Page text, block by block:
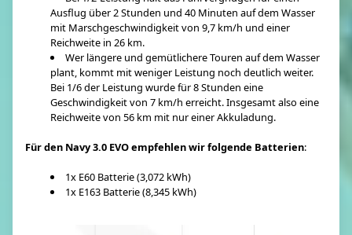
Ausflug über 2 Stunden und 40 Minuten auf dem Wasser
mit Marschgeschwindigkeit von 9,7 km/h und einer
Reichweite in 26 km.
Wer längere und gemütlichere Touren auf dem Wasser
plant, kommt mit weniger Leistung noch deutlich weiter.
Bei 1/6 der Leistung wurde für 8 Stunden eine
Geschwindigkeit von 7 km/h erreicht. Insgesamt also eine
Reichweite von 56 km mit nur einer Akkuladung.
Für den Navy 3.0 EVO empfehlen wir folgende Batterien:
1x E60 Batterie (3,072 kWh)
1x E163 Batterie (8,345 kWh)